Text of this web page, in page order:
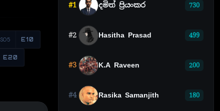
S05 E10
E20
#1 දමිත් ප්‍රියංකර 730
#2 Hasitha Prasad 499
#3 K.A Raveen 200
#4 Rasika Samanjith 180